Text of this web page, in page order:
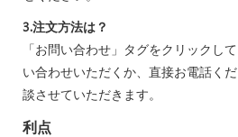
3.注文方法は？
「お問い合わせ」タグをクリックし
い合わせいただくか、直接お電話く
談させていただきます。
利点